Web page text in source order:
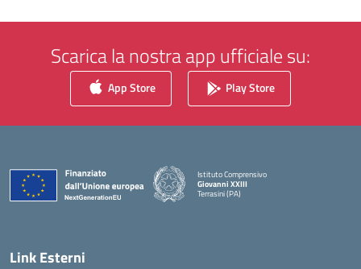
Scarica la nostra app ufficiale su:
App Store Play Store
Istituto Comprensivo
Giovanni XXIII
Terrasini (PA)
Link Esterni